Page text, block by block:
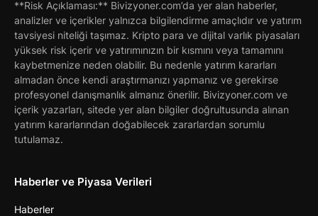
**Risk Açıklaması:** Bivizyoner.com’da yer alan haberler,
analizler ve içerikler yalnızca bilgilendirme amaçlıdır ve yatırım
tavsiyesi niteliği taşımaz. Kripto para ve dijital varlık piyasaları
yüksek risk içerir ve yatırımınızın bir kısmını veya tamamını
kaybetmenize neden olabilir. Bu nedenle yatırım kararları
almadan önce kendi araştırmanızı yapmanız ve gerekirse
profesyonel danışmanlık almanız önerilir. Bivizyoner.com ve
içerik yazarları, sitede yer alan bilgiler doğrultusunda alınan
yatırım kararlarından doğabilecek zararlardan sorumlu
tutulamaz.
Haberler ve Piyasa Verileri
Haberler